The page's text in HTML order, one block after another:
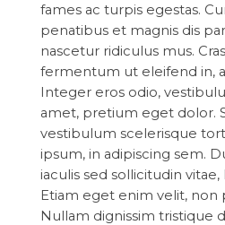
fames ac turpis egestas.
penatibus et magnis dis
nascetur ridiculus mus.
fermentum ut eleifend in,
Integer eros odio,
amet, pretium eget dolor.
vestibulum scelerisque
ipsum, in adipiscing sem.
iaculis sed sollicitudin
Etiam eget enim velit, non
Nullam dignissim tristique